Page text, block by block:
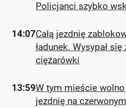
Policjanci szybko
14:07Całą jezdnię
ładunek. Wysypał
ciężarówki
13:59W tym mieście
jezdnię na